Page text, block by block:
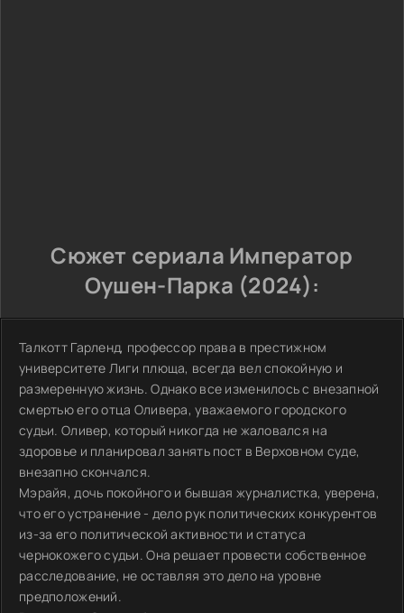
Сюжет сериала Император
Оушен-Парка (2024):
Талкотт Гарленд, профессор права в престижном
университете Лиги плюща, всегда вел спокойную и
размеренную жизнь. Однако все изменилось с внезапной
смертью его отца Оливера, уважаемого городского
судьи. Оливер, который никогда не жаловался на
здоровье и планировал занять пост в Верховном суде,
внезапно скончался.
Мэрайя, дочь покойного и бывшая журналистка, уверена,
что его устранение - дело рук политических конкурентов
из-за его политической активности и статуса
чернокожего судьи. Она решает провести собственное
расследование, не оставляя это дело на уровне
предположений.